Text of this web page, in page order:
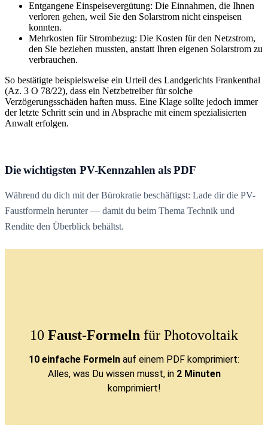
Entgangene Einspeisevergütung: Die Einnahmen, die Ihnen
verloren gehen, weil Sie den Solarstrom nicht einspeisen
konnten.
Mehrkosten für Strombezug: Die Kosten für den Netzstrom,
den Sie beziehen mussten, anstatt Ihren eigenen Solarstrom zu
verbrauchen.
So bestätigte beispielsweise ein Urteil des Landgerichts Frankenthal
(Az. 3 O 78/22), dass ein Netzbetreiber für solche
Verzögerungsschäden haften muss. Eine Klage sollte jedoch immer
der letzte Schritt sein und in Absprache mit einem spezialisierten
Anwalt erfolgen.
Die wichtigsten PV-Kennzahlen als PDF
Während du dich mit der Bürokratie beschäftigst: Lade dir die PV-
Faustformeln herunter — damit du beim Thema Technik und
Rendite den Überblick behältst.
10 Faust-Formeln für Photovoltaik
10 einfache Formeln auf einem PDF komprimiert:
Alles, was Du wissen musst, in 2 Minuten
komprimiert!